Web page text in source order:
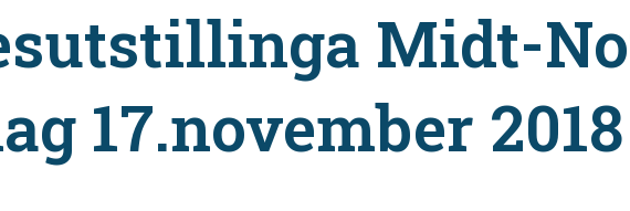
Midt-
17.november